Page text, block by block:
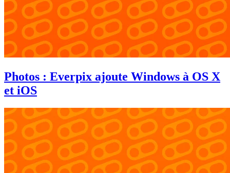
Photos : Everpix ajoute Windows à OS X
et iOS